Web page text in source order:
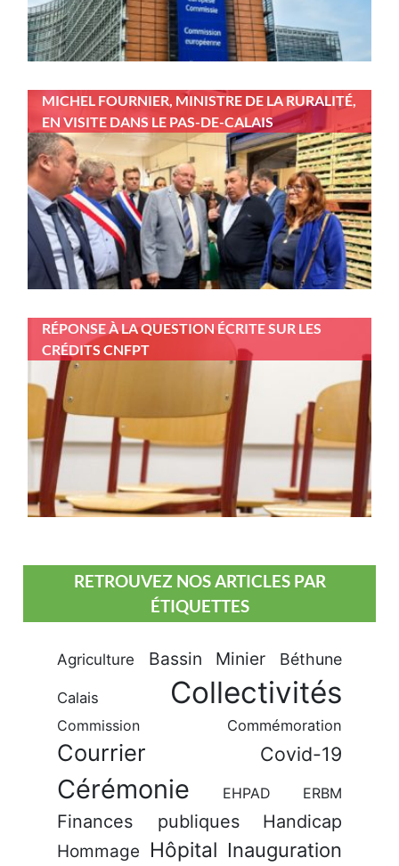
MICHEL FOURNIER, MINISTRE DE LA RURALITÉ,
EN VISITE DANS LE PAS-DE-CALAIS
RÉPONSE À LA QUESTION ÉCRITE SUR LES
CRÉDITS CNFPT
RETROUVEZ NOS ARTICLES PAR
ÉTIQUETTES
Agriculture Bassin Minier Béthune
Calais Collectivités
Commission Commémoration
Courrier Covid-19
Cérémonie EHPAD ERBM
Finances publiques Handicap
Hommage Hôpital Inauguration